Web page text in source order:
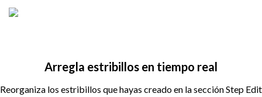
Arregla estribillos en tiempo real
Reorganiza los estribillos que hayas creado en la sección Step Edit